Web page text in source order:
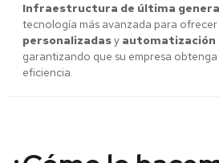
Infraestructura de última
tecnología más avanzada para
personalizadasy
garantizando que su empresa
eficiencia.